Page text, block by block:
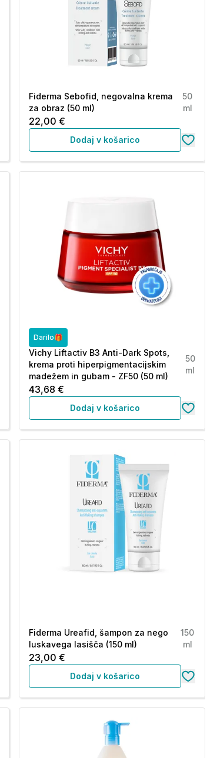
Fiderma Sebofid, negovalna krema
za obraz (50 ml)
50
ml
22,00 €
Dodaj v košarico
Darilo🎁
Vichy Liftactiv B3 Anti-Dark Spots,
krema proti hiperpigmentacijskim
madežem in gubam - ZF50 (50 ml)
50
ml
43,68 €
Dodaj v košarico
Fiderma Ureafid, šampon za nego
luskavega lasišča (150 ml)
150
ml
23,00 €
Dodaj v košarico